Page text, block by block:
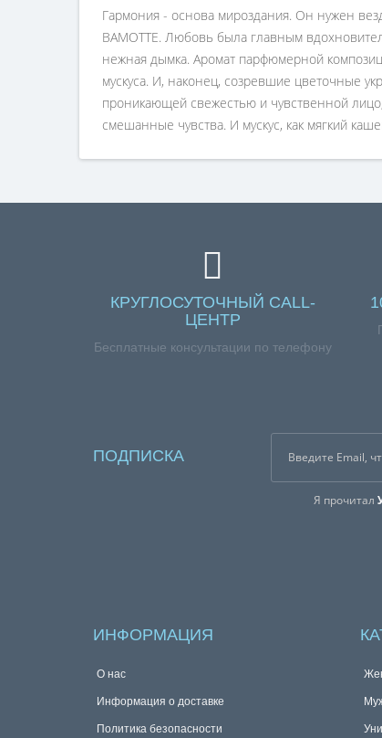
Гармония - основа мироздания. Он нужен
BAMOTTE. Любовь была главным
нежная дымка. Аромат парфюмерной
мускуса. И, наконец, созревшие цветочные
проникающей свежестью и чувственной
смешанные чувства. И мускус, как мягкий
КРУГЛОСУТОЧНЫЙ CALL-
ЦЕНТР
Бесплатные консультации по телефону
ПОДПИСКА
Я прочитал
ИНФОРМАЦИЯ
О нас
Информация о доставке
Политика безопасности